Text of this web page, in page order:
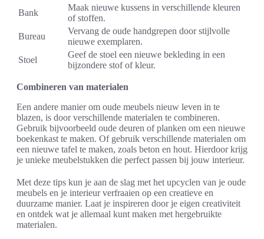
Bank
Maak nieuwe kussens in verschillende kleuren
of stoffen.
Bureau
Vervang de oude handgrepen door stijlvolle
nieuwe exemplaren.
Stoel
Geef de stoel een nieuwe bekleding in een
bijzondere stof of kleur.
Combineren van materialen
Een andere manier om oude meubels nieuw leven in te
blazen, is door verschillende materialen te combineren.
Gebruik bijvoorbeeld oude deuren of planken om een nieuwe
boekenkast te maken. Of gebruik verschillende materialen om
een nieuwe tafel te maken, zoals beton en hout. Hierdoor krijg
je unieke meubelstukken die perfect passen bij jouw interieur.
Met deze tips kun je aan de slag met het upcyclen van je oude
meubels en je interieur verfraaien op een creatieve en
duurzame manier. Laat je inspireren door je eigen creativiteit
en ontdek wat je allemaal kunt maken met hergebruikte
materialen.